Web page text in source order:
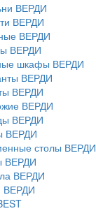
ВЕРДИ
ВЕРДИ
ВЕРДИ
ВЕРДИ
шкафы ВЕРДИ
ВЕРДИ
ВЕРДИ
ВЕРДИ
ВЕРДИ
ВЕРДИ
столы ВЕРДИ
ВЕРДИ
ВЕРДИ
ВЕРДИ